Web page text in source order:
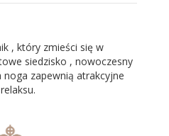
, który zmieści się w
siedzisko , nowoczesny
zapewnią atrakcyjne